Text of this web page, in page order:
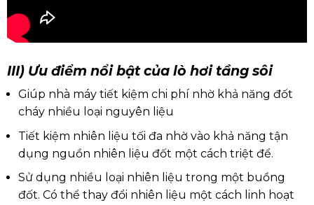
III) Ưu điểm nổi bật của lò hơi tầng sôi
Giúp nhà máy tiết kiệm chi phí nhờ khả năng đốt
cháy nhiều loại nguyên liệu
Tiết kiệm nhiên liệu tối đa nhờ vào khả năng tận
dụng nguồn nhiên liệu đốt một cách triệt để.
Sử dụng nhiều loại nhiên liệu trong một buồng
đốt. Có thể thay đổi nhiên liệu một cách linh hoạt